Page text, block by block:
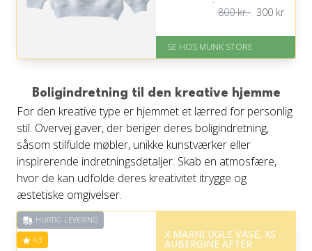
opmærksom på, at pasformen er
løsere end normalt.
På lager
Levering: 1-2 dages levering
Nedsat: 63% (Normalpris: 800
kr.)
800 kr. 300kr
SE HOS MUNK STORE
Boligindretning til den kreative hjemme
For den kreative type er hjemmet et lærred for personlig
stil. Overvej gaver, der beriger deres boligindretning,
såsom stilfulde møbler, unikke kunstværker eller
inspirerende indretningsdetaljer. Skab en atmosfære,
hvor de kan udfolde deres kreativitet itrygge og
æstetiske omgivelser.
HURTIG LEVERING
4.3 X MARNI UGLE VASE, XS -
AUBERGINE AFTER